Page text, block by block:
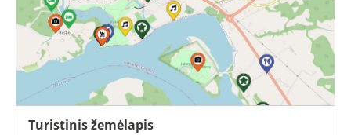
Turistinis žemėlapis